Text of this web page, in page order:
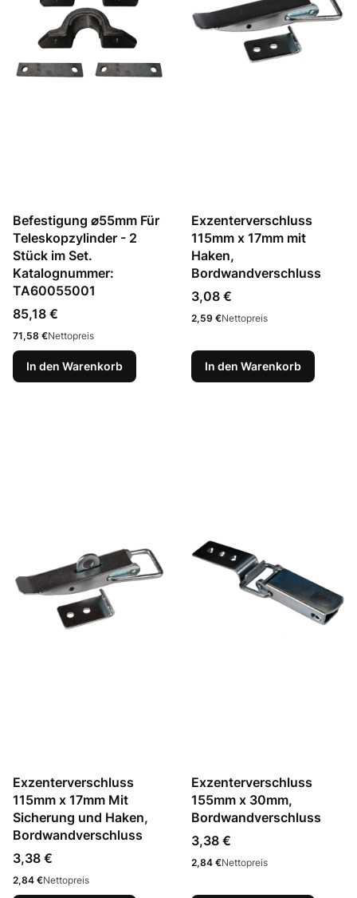
Befestigung ⌀55mm Für
Teleskopzylinder - 2
Stück im Set.
Katalognummer:
TA60055001
Preis
85,18 €
Preis
71,58 €Nettopreis
In den Warenkorb
Exzenterverschluss
115mm x 17mm mit
Haken,
Bordwandverschluss
Preis
3,08 €
Preis
2,59 €Nettopreis
In den Warenkorb
Exzenterverschluss
115mm x 17mm Mit
Sicherung und Haken,
Bordwandverschluss
Preis
3,38 €
Preis
2,84 €Nettopreis
Exzenterverschluss
155mm x 30mm,
Bordwandverschluss
Preis
3,38 €
Preis
2,84 €Nettopreis